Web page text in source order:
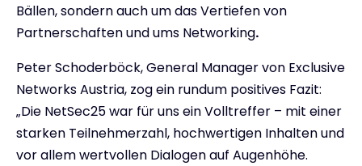
Bällen, sondern auch um das Vertiefen von
Partnerschaften und ums Networking.
Peter Schoderböck, General Manager von Exclusive
Networks Austria, zog ein rundum positives Fazit:
„Die NetSec25 war für uns ein Volltreffer – mit einer
starken Teilnehmerzahl, hochwertigen Inhalten und
vor allem wertvollen Dialogen auf Augenhöhe.